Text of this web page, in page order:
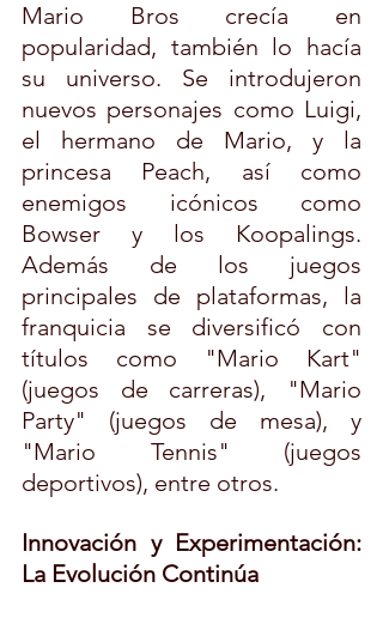
Mario Bros crecía en
popularidad, también lo hacía
su universo. Se introdujeron
nuevos personajes como Luigi,
el hermano de Mario, y la
princesa Peach, así como
enemigos icónicos como
Bowser y los Koopalings.
Además de los juegos
principales de plataformas, la
franquicia se diversificó con
títulos como "Mario Kart"
(juegos de carreras), "Mario
Party" (juegos de mesa), y
"Mario Tennis" (juegos
deportivos), entre otros.
Innovación y Experimentación:
La Evolución Continúa